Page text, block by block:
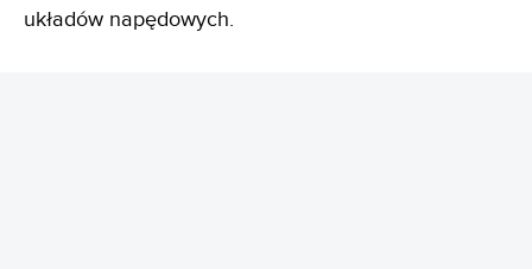
układów napędowych.